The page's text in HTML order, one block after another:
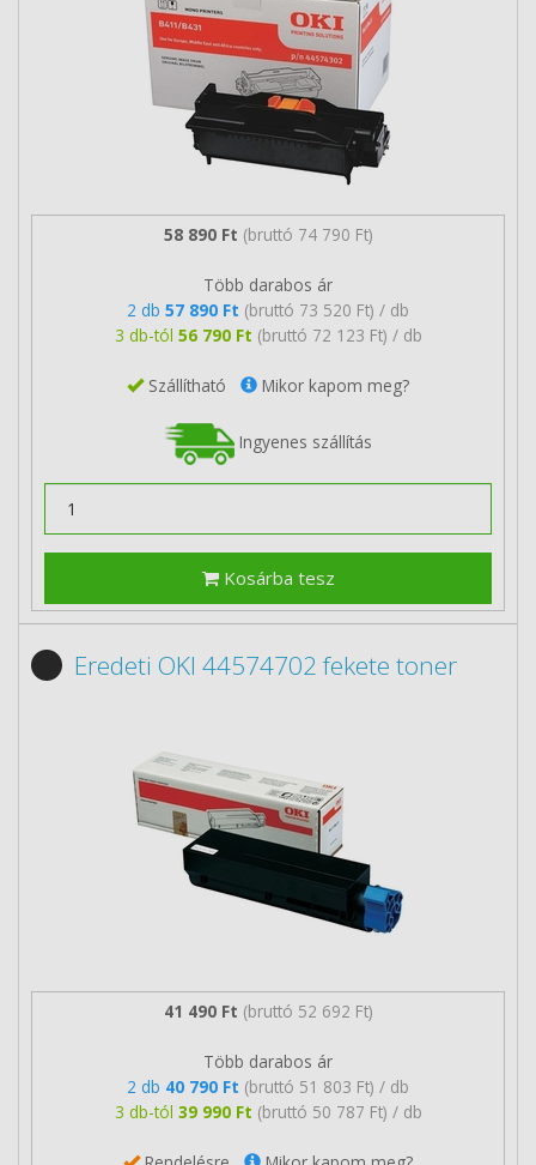
58 890 Ft (bruttó 74 790 Ft)
Több darabos ár
2 db 57 890 Ft (bruttó 73 520 Ft) / db
3 db-tól 56 790 Ft (bruttó 72 123 Ft) / db
Szállítható Mikor kapom meg?
Ingyenes szállítás
Kosárba tesz
Eredeti OKI 44574702 fekete toner
41 490 Ft (bruttó 52 692 Ft)
Több darabos ár
2 db 40 790 Ft (bruttó 51 803 Ft) / db
3 db-tól 39 990 Ft (bruttó 50 787 Ft) / db